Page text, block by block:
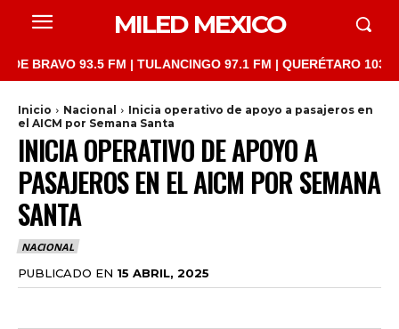
MILED MEXICO
93.5 FM | TULANCINGO 97.1 FM | QUERÉTARO 103.1 FM
Inicio Nacional
Inicia operativo de apoyo a pasajeros en
el AICM por Semana Santa
INICIA OPERATIVO DE APOYO A
PASAJEROS EN EL AICM POR SEMANA
SANTA
NACIONAL
PUBLICADO EN 15 ABRIL, 2025